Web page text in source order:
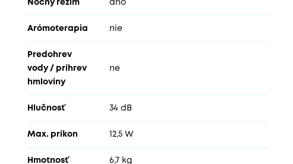
Nočný režim áno
Arómoterapia nie
Predohrev
vody / príhrev
hmloviny
ne
Hlučnosť 34 dB
Max. príkon 12,5 W
Hmotnosť 6,7 kg